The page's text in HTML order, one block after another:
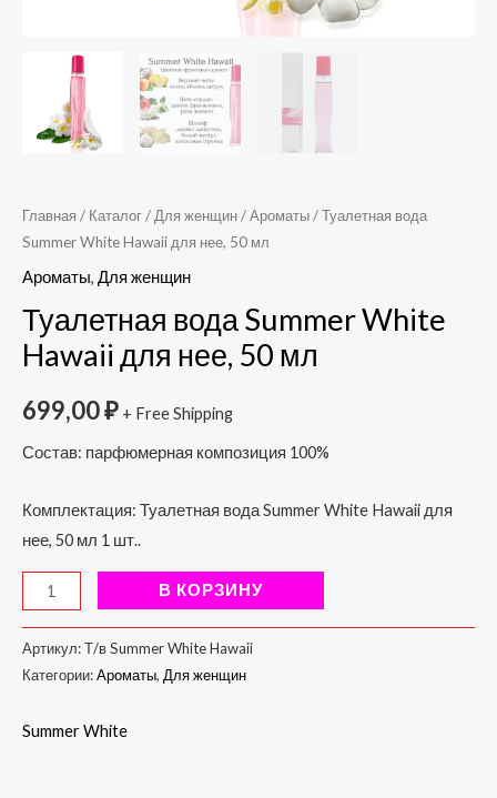
Главная / Каталог/ Для женщин/Ароматы/ Туалетная вода
Summer White Hawaii для нее, 50 мл
Ароматы, Для женщин
Туалетная вода Summer White
Hawaii для нее, 50 мл
699,00₽ + Free Shipping
Состав: парфюмерная композиция 100%
Комплектация: Туалетная вода Summer White Hawaii для
нее, 50 мл 1 шт..
В КОРЗИНУ
Артикул:Т/в Summer White Hawaii
Категории:Ароматы, Для женщин
Summer White